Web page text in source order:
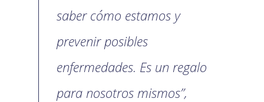
saber cómo estamos y
prevenir posibles
enfermedades. Es un regalo
para nosotros mismos”,